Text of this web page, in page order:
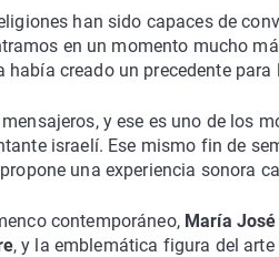
han sido capaces de
en un momento mucho
creado un precedente para
y ese es uno de los
israelí. Ese mismo fin de
una experiencia sonora
contemporáneo, María
, y la emblemática figura del